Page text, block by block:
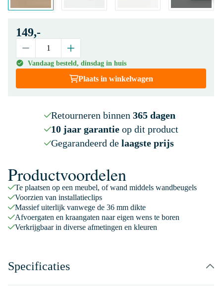
149,-
Vandaag besteld, dinsdag in huis
Plaats in winkelwagen
Retourneren binnen 365 dagen
10 jaar garantieop dit product
Gegarandeerd de laagste prijs
Productvoordelen
Te plaatsen op een meubel, of wand middels wandbeugels
Voorzien van installatieclips
Massief uiterlijk vanwege de 36 mm dikte
Afvoergaten en kraangaten naar eigen wens te boren
Verkrijgbaar in diverse afmetingen en kleuren
Specificaties